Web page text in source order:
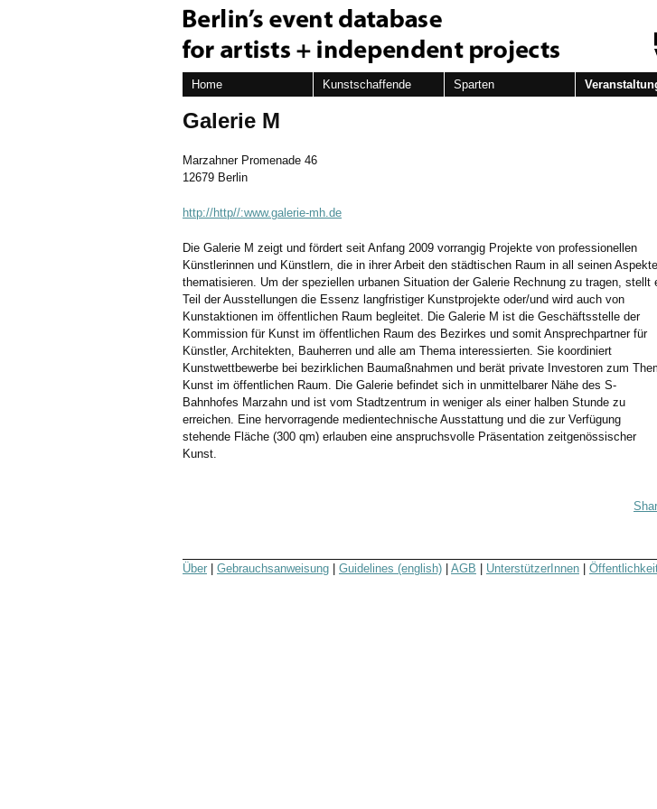
Home Kunstschaffende Sparten
Galerie M
Marzahner Promenade 46
12679 Berlin
http://http//:www.galerie-mh.de
Die Galerie M zeigt und fördert seit Anfang 2009 vorrangig Projekte von professionellen
Künstlerinnen und Künstlern, die in ihrer Arbeit den städtischen Raum in all seinen
thematisieren. Um der speziellen urbanen Situation der Galerie Rechnung zu tragen, stellt
Teil der Ausstellungen die Essenz langfristiger Kunstprojekte oder/und wird auch von
Kunstaktionen im öffentlichen Raum begleitet. Die Galerie M ist die Geschäftsstelle der
Kommission für Kunst im öffentlichen Raum des Bezirkes und somit Ansprechpartner für
Künstler, Architekten, Bauherren und alle am Thema interessierten. Sie koordiniert
Kunstwettbewerbe bei bezirklichen Baumaßnahmen und berät private Investoren zum
Kunst im öffentlichen Raum. Die Galerie befindet sich in unmittelbarer Nähe des S-
Bahnhofes Marzahn und ist vom Stadtzentrum in weniger als einer halben Stunde zu
erreichen. Eine hervorragende medientechnische Ausstattung und die zur Verfügung
stehende Fläche (300 qm) erlauben eine anspruchsvolle Präsentation zeitgenössischer
Kunst.
Über Gebrauchsanweisung Guidelines (english) AGB UnterstützerInnen